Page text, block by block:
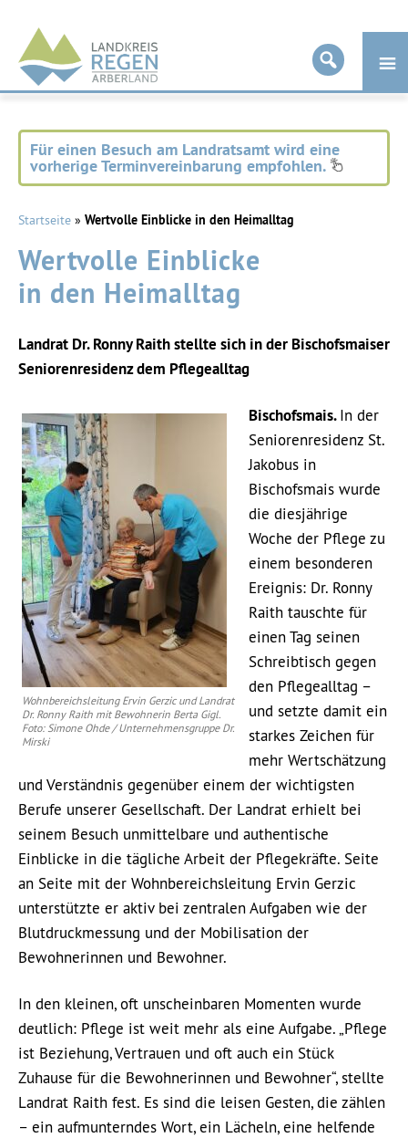
Landkreis
Regen
Für einen Besuch am Landratsamt wird eine
vorherige Terminvereinbarung empfohlen.
Startseite » Wertvolle Einblicke in den Heimalltag
Wertvolle Einblicke
in den Heimalltag
Landrat Dr. Ronny Raith stellte sich in der Bischofsmaiser
Seniorenresidenz dem Pflegealltag
Wohnbereichsleitung Ervin Gerzic und Landrat
Dr. Ronny Raith mit Bewohnerin Berta Gigl.
Foto: Simone Ohde / Unternehmensgruppe Dr.
Mirski
Bischofsmais.In der
Seniorenresidenz St.
Jakobus in
Bischofsmais wurde
die diesjährige
Woche der Pflege zu
einem besonderen
Ereignis: Dr. Ronny
Raith tauschte für
einen Tag seinen
Schreibtisch gegen
den Pflegealltag –
und setzte damit ein
starkes Zeichen für
mehr Wertschätzung
und Verständnis gegenüber einem der wichtigsten
Berufe unserer Gesellschaft. Der Landrat erhielt bei
seinem Besuch unmittelbare und authentische
Einblicke in die tägliche Arbeit der Pflegekräfte. Seite
an Seite mit der Wohnbereichsleitung Ervin Gerzic
unterstützte er aktiv bei zentralen Aufgaben wie der
Blutdruckmessung und der Mobilisation der
Bewohnerinnen und Bewohner.
In den kleinen, oft unscheinbaren Momenten wurde
deutlich: Pflege ist weit mehr als eine Aufgabe. „Pflege
ist Beziehung, Vertrauen und oft auch ein Stück
Zuhause für die Bewohnerinnen und Bewohner“, stellte
Landrat Raith fest. Es sind die leisen Gesten, die zählen
– ein aufmunterndes Wort, ein Lächeln, eine helfende